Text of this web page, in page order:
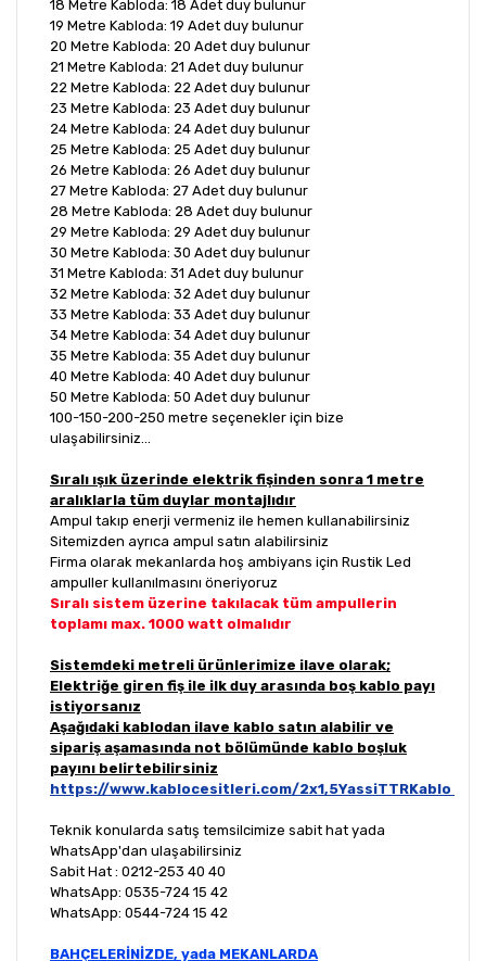
18 Metre Kabloda: 18 Adet duy bulunur
19 Metre Kabloda: 19 Adet duy bulunur
20 Metre Kabloda: 20 Adet duy bulunur
21 Metre Kabloda: 21 Adet duy bulunur
22 Metre Kabloda: 22 Adet duy bulunur
23 Metre Kabloda: 23 Adet duy bulunur
24 Metre Kabloda: 24 Adet duy bulunur
25 Metre Kabloda: 25 Adet duy bulunur
26 Metre Kabloda: 26 Adet duy bulunur
27 Metre Kabloda: 27 Adet duy bulunur
28 Metre Kabloda: 28 Adet duy bulunur
29 Metre Kabloda: 29 Adet duy bulunur
30 Metre Kabloda: 30 Adet duy bulunur
31 Metre Kabloda: 31 Adet duy bulunur
32 Metre Kabloda: 32 Adet duy bulunur
33 Metre Kabloda: 33 Adet duy bulunur
34 Metre Kabloda: 34 Adet duy bulunur
35 Metre Kabloda: 35 Adet duy bulunur
40 Metre Kabloda: 40 Adet duy bulunur
50 Metre Kabloda: 50 Adet duy bulunur
100-150-200-250 metre seçenekler için bize
ulaşabilirsiniz...
Sıralı ışık üzerinde elektrik fişinden sonra 1 metre
aralıklarla tüm duylar montajlıdır
Ampul takıp enerji vermeniz ile hemen kullanabilirsiniz
Sitemizden ayrıca ampul satın alabilirsiniz
Firma olarak mekanlarda hoş ambiyans için Rustik Led
ampuller kullanılmasını öneriyoruz
Sıralı sistem üzerine takılacak tüm ampullerin
toplamı max. 1000 watt olmalıdır
Sistemdeki metreli ürünlerimize ilave olarak;
Elektriğe giren fiş ile ilk duy arasında boş kablo payı
istiyorsanız
Aşağıdaki kablodan ilave kablo satın alabilir ve
sipariş aşamasında not bölümünde kablo boşluk
payını belirtebilirsiniz
https://www.kablocesitleri.com/2x1,5YassiTTRKablo
Teknik konularda satış temsilcimize sabit hat yada
WhatsApp'dan ulaşabilirsiniz
Sabit Hat : 0212-253 40 40
WhatsApp: 0535-724 15 42
WhatsApp: 0544-724 15 42
BAHÇELERİNİZDE, yada MEKANLARDA